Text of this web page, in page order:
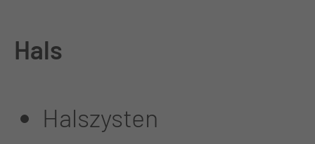
Hals
Halszysten